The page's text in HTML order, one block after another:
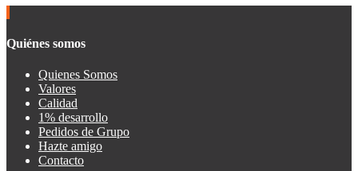
Quiénes somos
Quienes Somos
Valores
Calidad
1% desarrollo
Pedidos de Grupo
Hazte amigo
Contacto